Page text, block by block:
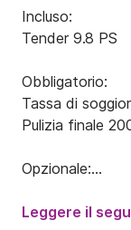
Incluso:
Tender 9.8 PS
Obbligatorio:
Tassa di
Pulizia finale
Opzionale:
Rete di
Leggere il